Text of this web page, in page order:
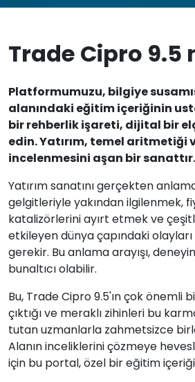
Trade Cipro 9.5
Platformumuzu, bilgiye
alanındaki eğitim içeriğinin
bir rehberlik işareti, dijital bir
edin. Yatırım, temel aritmetiği
incelenmesini aşan bir sanattır.
Yatırım sanatını gerçekten
gelgitleriyle yakından ilgilenmek,
katalizörlerini ayırt etmek ve
etkileyen dünya çapındaki
gerekir. Bu anlama arayışı,
bunaltıcı olabilir.
Bu, Trade Cipro 9.5'ın çok önemli
çıktığı ve meraklı zihinleri bu
tutan uzmanlarla zahmetsizce
Alanın inceliklerini çözmeye
için bu portal, özel bir eğitim